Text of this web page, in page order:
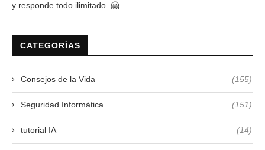
y responde todo ilimitado. 🤗
CATEGORÍAS
Consejos de la Vida (155)
Seguridad Informática (151)
tutorial IA (14)